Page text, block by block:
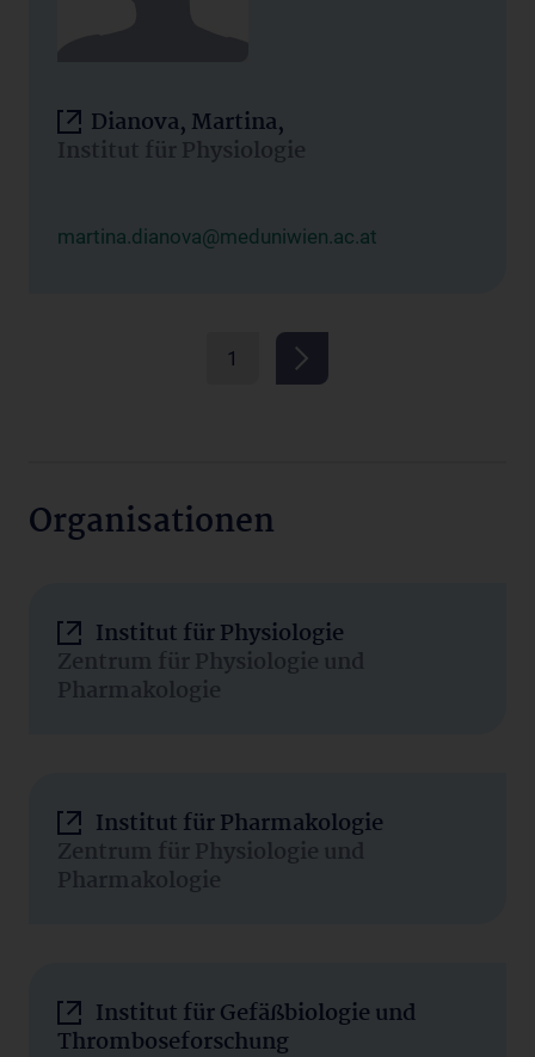
Dianova, Martina,
Institut für Physiologie
martina.dianova@meduniwien.ac.at
1
Organisationen
Institut für Physiologie
Zentrum für Physiologie und
Pharmakologie
Institut für Pharmakologie
Zentrum für Physiologie und
Pharmakologie
Institut für Gefäßbiologie und
Thromboseforschung